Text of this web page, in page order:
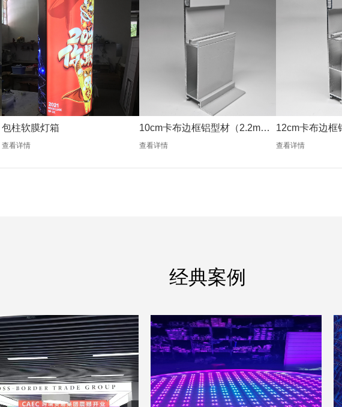
包柱软膜灯箱
查看详情
10cm卡布边框铝型材（2.2mm
银色）
查看详情
12cm卡布边框
银色）
查看详情
经典案例